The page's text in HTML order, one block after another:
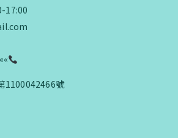
17:00
1100042466號